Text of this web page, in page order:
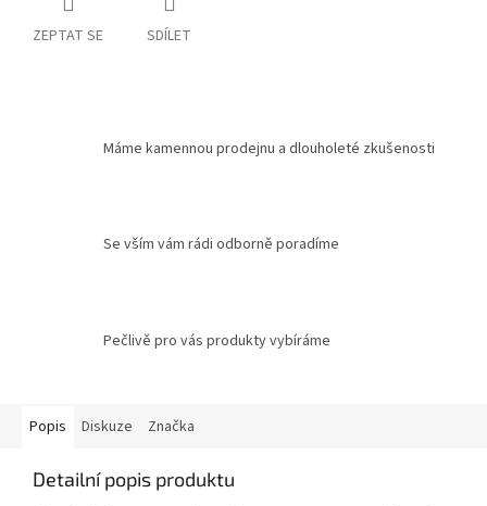
ZEPTAT SE SDÍLET
Máme kamennou prodejnu a dlouholeté zkušenosti
Se vším vám rádi odborně poradíme
Pečlivě pro vás produkty vybíráme
Popis Diskuze Značka
Detailní popis produktu